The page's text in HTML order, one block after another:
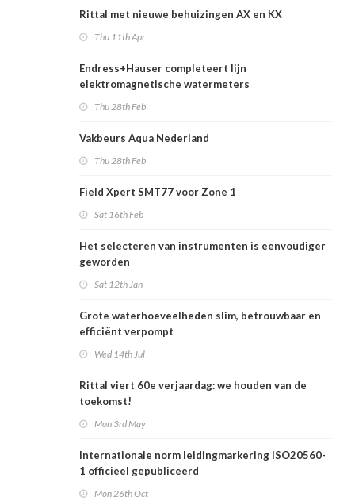
Rittal met nieuwe behuizingen AX en KX
Thu 11th Apr
Endress+Hauser completeert lijn
elektromagnetische watermeters
Thu 28th Feb
Vakbeurs Aqua Nederland
Thu 28th Feb
Field Xpert SMT77 voor Zone 1
Sat 16th Feb
Het selecteren van instrumenten is eenvoudiger
geworden
Sat 12th Jan
Grote waterhoeveelheden slim, betrouwbaar en
efficiënt verpompt
Wed 14th Jul
Rittal viert 60e verjaardag: we houden van de
toekomst!
Mon 3rd May
Internationale norm leidingmarkering ISO20560-
1 officieel gepubliceerd
Mon 26th Oct